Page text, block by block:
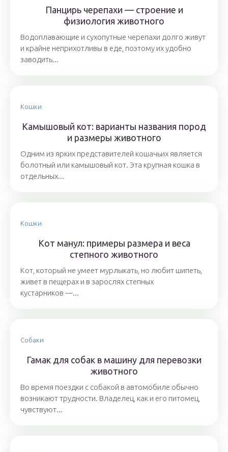
Панцирь черепахи — строение и
физиология животного
Водоплавающие и сухопутные черепахи долго живут
и крайне неприхотливы в еде, поэтому их удобно
заводить...
Кошки
Камышовый кот: варианты названия пород
и размеры животного
Одним из ярких представителей кошачьих является
болотный или камышовый кот. Эта крупная кошка в
отдельных...
Кошки
Кот манул: примеры размера и веса
степного животного
Кот, который не умеет мурлыкать, но любит шипеть,
живет в пещерах и в зарослях степных
кустарников —...
Собаки
Гамак для собак в машину для перевозки
животного
Во время поездки с собакой в автомобиле обычно
возникают трудности. Владелец, как и его питомец,
чувствуют...